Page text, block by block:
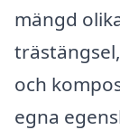
mängd
och
egna